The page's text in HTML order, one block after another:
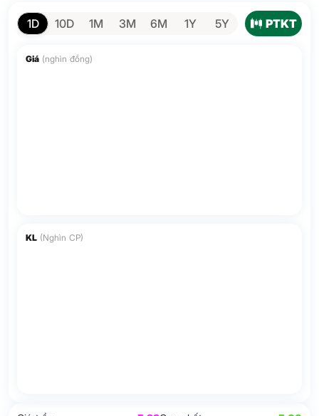
1D 10D 1M 3M 6M 1Y 5Y PTKT
Giá (nghìn đồng)
KL (Nghìn CP)